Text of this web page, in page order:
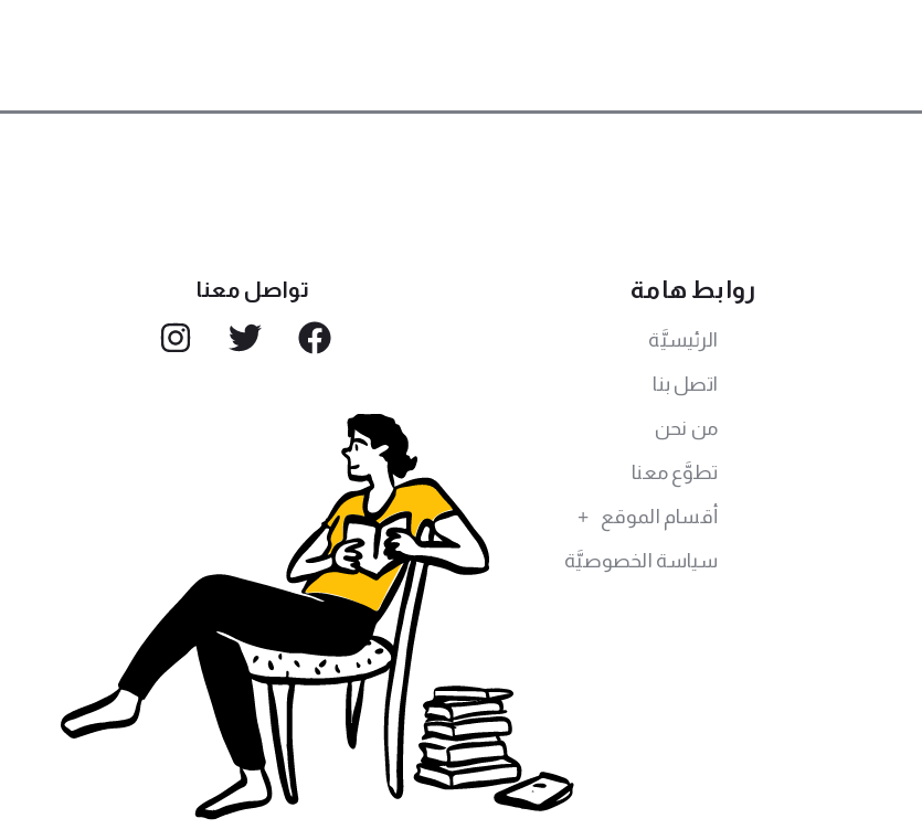
روابط هامة
الرئيسيَّة
اتصل بنا
من نحن
تطوَّع معنا
أقسام الموقع
سياسة الخصوصيَّة
تواصل معنا